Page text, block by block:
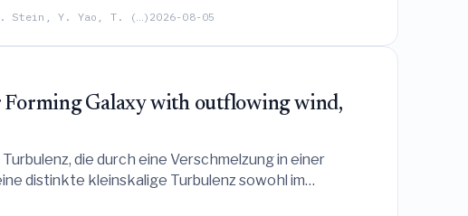
Unterschätzungen in zukünftigen groß
Stein, Y. Yao, T. (…)2026-08-05
Forming Galaxy with outflowing wind,
die durch eine Verschmelzung in einer
distinkte kleinskalige Turbulenz sowohl im